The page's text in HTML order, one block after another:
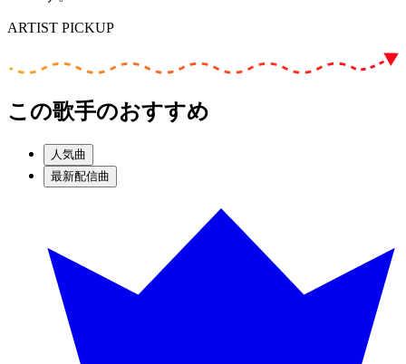
ARTIST PICKUP
この歌手のおすすめ
人気曲
最新配信曲